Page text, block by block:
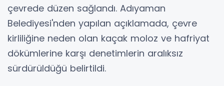
çevrede düzen sağlandı. Adıyaman
Belediyesi'nden yapılan açıklamada, çevre
kirliliğine neden olan kaçak moloz ve hafriyat
dökümlerine karşı denetimlerin aralıksız
sürdürüldüğü belirtildi.